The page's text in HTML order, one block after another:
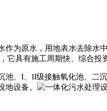
作为原水，用地表水去除水
它具有施工周期快、综合
池、I、II级接触氧化池、二
地设备。